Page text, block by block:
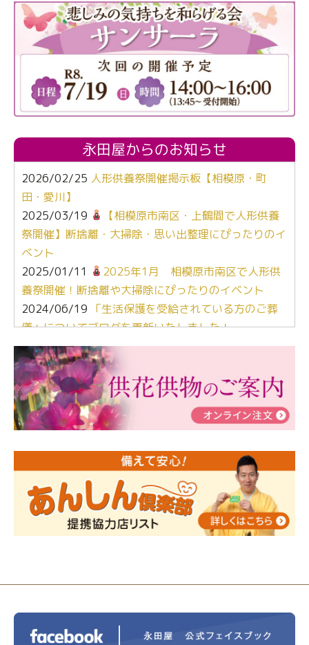
永田屋からのお知らせ
2026/02/25 人形供養祭開催掲示板【相模原・町
田・愛川】
2025/03/19
【相模原市南区・上鶴間で人形供養
祭開催】断捨離・大掃除・思い出整理にぴったりのイ
ベント
2025/01/11
2025年1月 相模原市南区で人形供
養祭開催！断捨離や大掃除にぴったりのイベント
2024/06/19 「生活保護を受給されている方のご葬
儀」についてブログを更新いたしました！
2024/03/06【終活なるほど教室】「マンガで学
ぶ！はじめてのお葬式」小さな家族葬ハウス®町田成
瀬 ご参加ありがとうございました！
2024/01/19令和6年能登半島地震災害の寄付のご報
告
人形供養 寄付のご報告
2023/12/16終活なるほど教室＠小さな家族葬ハウ
ス®上鶴間 エンディングノートを書いてみよう！
2023/11/29 永田屋創業110周年記念式典 レンブラ
ントホテル東京町田